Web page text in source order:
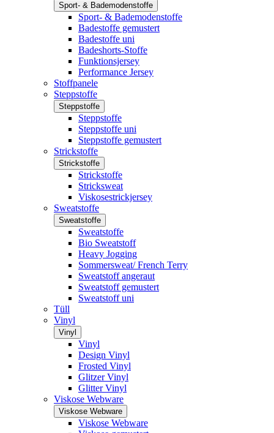
Sport- & Bademodenstoffe
Sport- & Bademodenstoffe
Badestoffe gemustert
Badestoffe uni
Badeshorts-Stoffe
Funktionsjersey
Performance Jersey
Stoffpanele
Steppstoffe
Steppstoffe
Steppstoffe
Steppstoffe uni
Steppstoffe gemustert
Strickstoffe
Strickstoffe
Strickstoffe
Stricksweat
Viskosestrickjersey
Sweatstoffe
Sweatstoffe
Sweatstoffe
Bio Sweatstoff
Heavy Jogging
Sommersweat/ French Terry
Sweatstoff angeraut
Sweatstoff gemustert
Sweatstoff uni
Tüll
Vinyl
Vinyl
Vinyl
Design Vinyl
Frosted Vinyl
Glitzer Vinyl
Glitter Vinyl
Viskose Webware
Viskose Webware
Viskose Webware